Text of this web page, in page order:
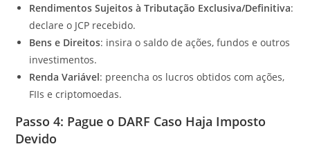
Rendimentos Sujeitos à Tributação Exclusiva/Definitiva:
declare o JCP recebido.
Bens e Direitos: insira o saldo de ações, fundos e outros
investimentos.
Renda Variável: preencha os lucros obtidos com ações,
FIIs e criptomoedas.
Passo 4: Pague o DARF Caso Haja Imposto
Devido